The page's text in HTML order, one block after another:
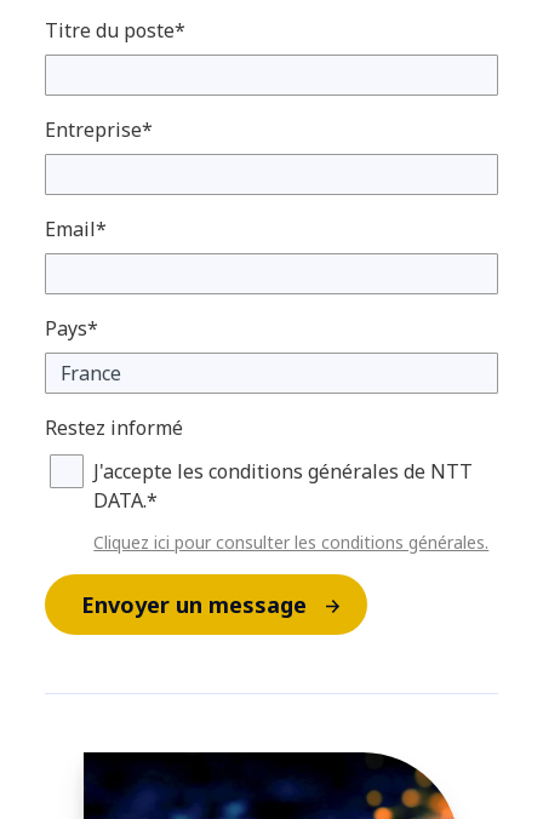
Titre du poste*
Entreprise*
Email*
Pays*
Restez informé
J'accepte les conditions générales de NTT
DATA.*
Cliquez ici pour consulter les conditions générales.
Envoyer un message